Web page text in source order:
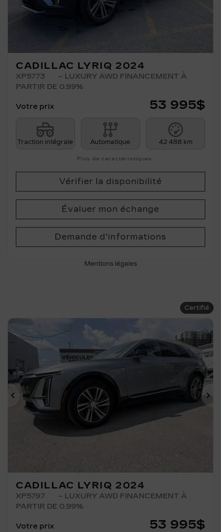
CADILLAC LYRIQ 2024
XP5773
– LUXURY AWD FINANCEMENT À
PARTIR DE 0.99%
Votre prix 53 995$
Traction intégrale Automatique 42 488 km
Plus de caractéristiques
Vérifier la disponibilité
Évaluer mon échange
Demande d'informations
Mentions légales
Certifié
Précédent
CADILLAC LYRIQ 2024
XP5797
– LUXURY AWD FINANCEMENT À
PARTIR DE 0.99%
Votre prix 53 995$